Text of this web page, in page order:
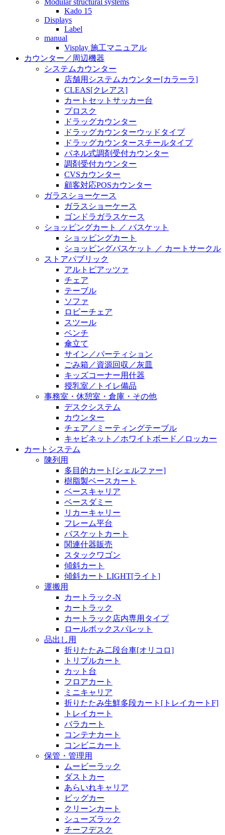
Modular structural systems
Kado 15
Displays
Label
manual
Visplay 施工マニュアル
カウンター／周辺機器
システムカウンター
店舗用システムカウンター[カラーラ]
CLEAS[クレアス]
カートセットサッカー台
プロスク
ドラッグカウンター
ドラッグカウンターウッドタイプ
ドラッグカウンタースチールタイプ
パネル式調剤受付カウンター
調剤受付カウンター
CVSカウンター
顧客対応POSカウンター
ガラスショーケース
ガラスショーケース
ゴンドラガラスケース
ショッピングカート ／ バスケット
ショッピングカート
ショッピングバスケット ／ カートサークル
ストアパブリック
アルトピアッツァ
チェア
テーブル
ソファ
ロビーチェア
スツール
ベンチ
傘立て
サイン／パーティション
ごみ箱／資源回収／灰皿
キッズコーナー用什器
授乳室／トイレ備品
事務室・休憩室・倉庫・その他
デスクシステム
カウンター
チェア／ミーティングテーブル
キャビネット／ホワイトボード／ロッカー
カートシステム
陳列用
多目的カート[シェルファー]
樹脂製ベースカート
ベースキャリア
ベースダミー
リカーキャリー
フレーム平台
バスケットカート
関連什器販売
スタックワゴン
傾斜カート
傾斜カート LIGHT[ライト]
運搬用
カートラック-N
カートラック
カートラック店内専用タイプ
ロールボックスパレット
品出し用
折りたたみ二段台車[オリコロ]
トリプルカート
カット台
フロアカート
ミニキャリア
折りたたみ生鮮多段カート[トレイカートF]
トレイカート
バラカート
コンテナカート
コンビニカート
保管・管理用
ムービーラック
ダストカー
あらいれキャリア
ビッグカー
クリーンカート
シューズラック
チーフデスク